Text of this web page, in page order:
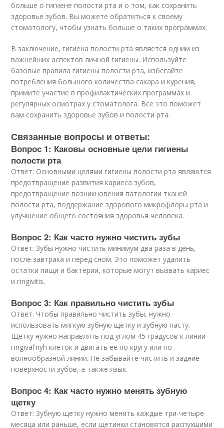
больше о гигиене полости рта и о том, как сохранить
здоровье зубов. Вы можете обратиться к своему
стоматологу, чтобы узнать больше о таких программах.
В заключение, гигиена полости рта является одним из
важнейших аспектов личной гигиены. Используйте
базовые правила гигиены полости рта, избегайте
потребления большого количества сахара и курения,
примите участие в профилактических программах и
регулярных осмотрах у стоматолога. Все это поможет
вам сохранить здоровье зубов и полости рта.
Связанные вопросы и ответы:
Вопрос 1: Каковы основные цели гигиены
полости рта
Ответ: Основными целями гигиены полости рта являются
предотвращение развития кариеса зубов,
предотвращение возникновения патологии тканей
полости рта, поддержание здорового микрофлоры рта и
улучшение общего состояния здоровья человека.
Вопрос 2: Как часто нужно чистить зубы
Ответ: Зубы нужно чистить минимум два раза в день,
после завтрака и перед сном. Это поможет удалить
остатки пищи и бактерии, которые могут вызвать кариес
и гingivitis.
Вопрос 3: Как правильно чистить зубы
Ответ: Чтобы правильно чистить зубы, нужно
использовать мягкую зубную щетку и зубную пасту.
Щетку нужно направлять под углом 45 градусов к линии
гingival'nyh клеток и двигать ее по кругу или по
волнообразной линии. Не забывайте чистить и задние
поверхности зубов, а также язык.
Вопрос 4: Как часто нужно менять зубную
щетку
Ответ: Зубную щетку нужно менять каждые три-четыре
месяца или раньше, если щетинки становятся распухшими